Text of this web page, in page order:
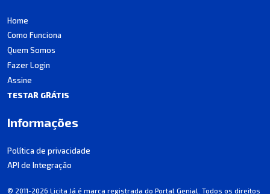
Home
Como Funciona
Quem Somos
Fazer Login
Assine
TESTAR GRÁTIS
Informações
Política de privacidade
API de Integração
© 2011-2026 Licita Já é marca registrada do Portal Genial. Todos os direitos